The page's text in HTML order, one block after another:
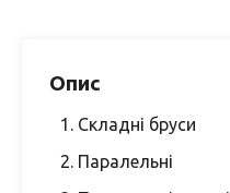
Опис
1. Складні бруси
2. Паралельні